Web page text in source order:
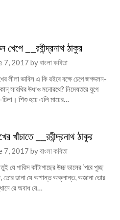
খেপে __রবীন্দ্রনাথ ঠাকুর
7, 2017 byবাংলা কবিতা
লীলা ভাবিস এ কি রইবে বক্ষে চেপে জগদ্দলন-
সারথির উধাও মনোরথে? নিমেষতরে যুগে
ঢিলা। শিশু হয়ে এলি মায়ের…
খাঁচাতে __রবীন্দ্রনাথ ঠাকুর
7, 2017 byবাংলা কবিতা
যে পারিস কাঁটাগাছের উচ্চ ডালের ‘পরে পুচ্ছ
তোর ডানা যে অশান্ত অক্লান্ত, অজানা তোর
রে অবাধ যে…